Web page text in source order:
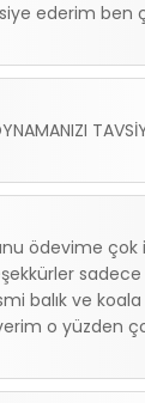
ederim ben
ödevime çok
balık ve
o yüzden